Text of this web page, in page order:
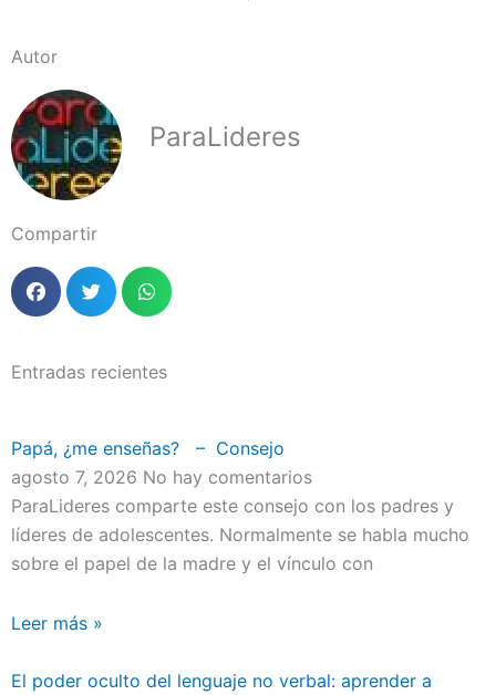
Autor
ParaLideres
Compartir
Entradas recientes
Papá, ¿me enseñas? – Consejo
agosto 7, 2026 No hay comentarios
ParaLideres comparte este consejo con los padres y
líderes de adolescentes. Normalmente se habla mucho
sobre el papel de la madre y el vínculo con
Leer más »
El poder oculto del lenguaje no verbal: aprender a